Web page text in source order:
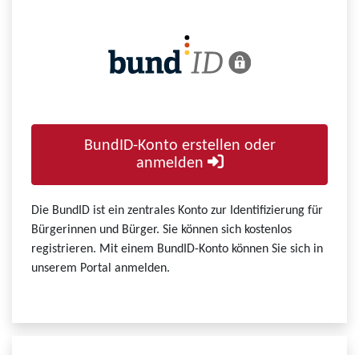
BundID-Konto erstellen oder
anmelden
Die BundID ist ein zentrales Konto zur Identifizierung für
Bürgerinnen und Bürger. Sie können sich kostenlos
registrieren. Mit einem BundID-Konto können Sie sich in
unserem Portal anmelden.